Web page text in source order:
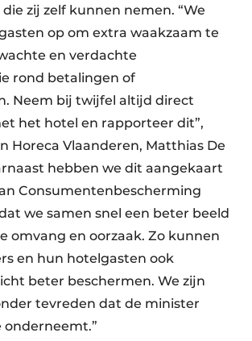
zij zelf kunnen nemen. “We
op om extra waakzaam te
en verdachte
rond betalingen of
Neem bij twijfel altijd direct
het hotel en rapporteer dit”,
Horeca Vlaanderen, Matthias De
hebben we dit aangekaart
Consumentenbescherming
we samen snel een beter beeld
omvang en oorzaak. Zo kunnen
en hun hotelgasten ook
beter beschermen. We zijn
tevreden dat de minister